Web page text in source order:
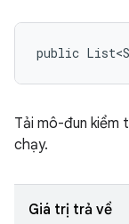
public
Tải mô-đun kiểm
chạy.
Giá trị trả về